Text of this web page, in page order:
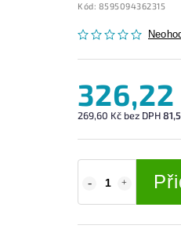
Kód: 8595094362315
326,22
269,60 Kč bez DPH